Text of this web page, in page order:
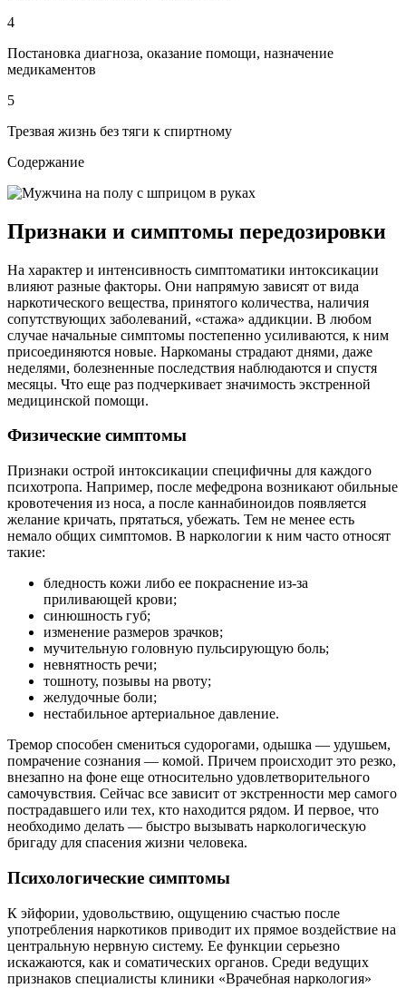
4
Постановка диагноза, оказание помощи, назначение
медикаментов
5
Трезвая жизнь без тяги к спиртному
Содержание
Признаки и симптомы передозировки
На характер и интенсивность симптоматики интоксикации
влияют разные факторы. Они напрямую зависят от вида
наркотического вещества, принятого количества, наличия
сопутствующих заболеваний, «стажа» аддикции. В любом
случае начальные симптомы постепенно усиливаются, к ним
присоединяются новые. Наркоманы страдают днями, даже
неделями, болезненные последствия наблюдаются и спустя
месяцы. Что еще раз подчеркивает значимость экстренной
медицинской помощи.
Физические симптомы
Признаки острой интоксикации специфичны для каждого
психотропа. Например, после мефедрона возникают обильные
кровотечения из носа, а после каннабиноидов появляется
желание кричать, прятаться, убежать. Тем не менее есть
немало общих симптомов. В наркологии к ним часто относят
такие:
бледность кожи либо ее покраснение из-за
приливающей крови;
синюшность губ;
изменение размеров зрачков;
мучительную головную пульсирующую боль;
невнятность речи;
тошноту, позывы на рвоту;
желудочные боли;
нестабильное артериальное давление.
Тремор способен смениться судорогами, одышка — удушьем,
помрачение сознания — комой. Причем происходит это резко,
внезапно на фоне еще относительно удовлетворительного
самочувствия. Сейчас все зависит от экстренности мер самого
пострадавшего или тех, кто находится рядом. И первое, что
необходимо делать — быстро вызывать наркологическую
бригаду для спасения жизни человека.
Психологические симптомы
К эйфории, удовольствию, ощущению счастью после
употребления наркотиков приводит их прямое воздействие на
центральную нервную систему. Ее функции серьезно
искажаются, как и соматических органов. Среди ведущих
признаков специалисты клиники «Врачебная наркология»